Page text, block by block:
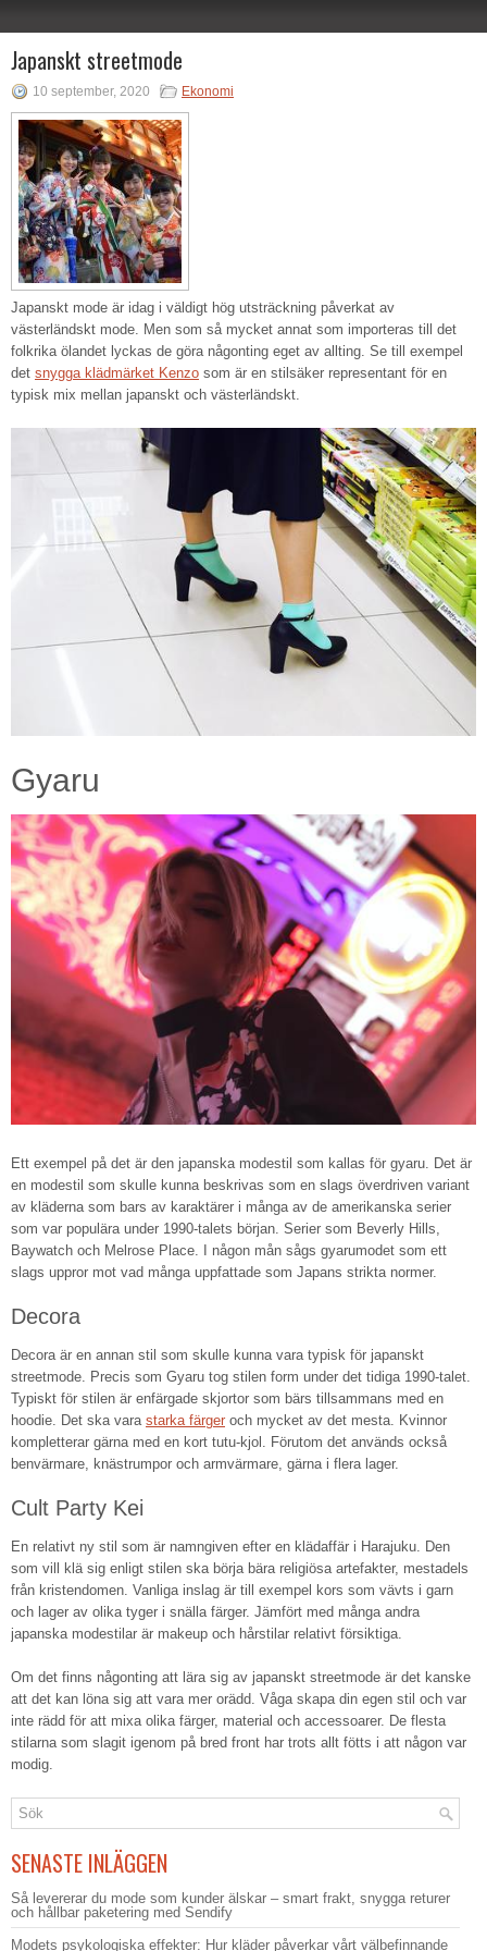
Japanskt streetmode
10 september, 2020 Ekonomi
Japanskt mode är idag i väldigt hög utsträckning påverkat av
västerländskt mode. Men som så mycket annat som importeras till det
folkrika ölandet lyckas de göra någonting eget av allting. Se till exempel
det snygga klädmärket Kenzo som är en stilsäker representant för en
typisk mix mellan japanskt och västerländskt.
Gyaru
Ett exempel på det är den japanska modestil som kallas för gyaru. Det är
en modestil som skulle kunna beskrivas som en slags överdriven variant
av kläderna som bars av karaktärer i många av de amerikanska serier
som var populära under 1990-talets början. Serier som Beverly Hills,
Baywatch och Melrose Place. I någon mån sågs gyarumodet som ett
slags uppror mot vad många uppfattade som Japans strikta normer.
Decora
Decora är en annan stil som skulle kunna vara typisk för japanskt
streetmode. Precis som Gyaru tog stilen form under det tidiga 1990-talet.
Typiskt för stilen är enfärgade skjortor som bärs tillsammans med en
hoodie. Det ska vara starka färger och mycket av det mesta. Kvinnor
kompletterar gärna med en kort tutu-kjol. Förutom det används också
benvärmare, knästrumpor och armvärmare, gärna i flera lager.
Cult Party Kei
En relativt ny stil som är namngiven efter en klädaffär i Harajuku. Den
som vill klä sig enligt stilen ska börja bära religiösa artefakter, mestadels
från kristendomen. Vanliga inslag är till exempel kors som vävts i garn
och lager av olika tyger i snälla färger. Jämfört med många andra
japanska modestilar är makeup och hårstilar relativt försiktiga.
Om det finns någonting att lära sig av japanskt streetmode är det kanske
att det kan löna sig att vara mer orädd. Våga skapa din egen stil och var
inte rädd för att mixa olika färger, material och accessoarer. De flesta
stilarna som slagit igenom på bred front har trots allt fötts i att någon var
modig.
SENASTE INLÄGGEN
Så levererar du mode som kunder älskar – smart frakt, snygga returer
och hållbar paketering med Sendify
Modets psykologiska effekter: Hur kläder påverkar vårt välbefinnande